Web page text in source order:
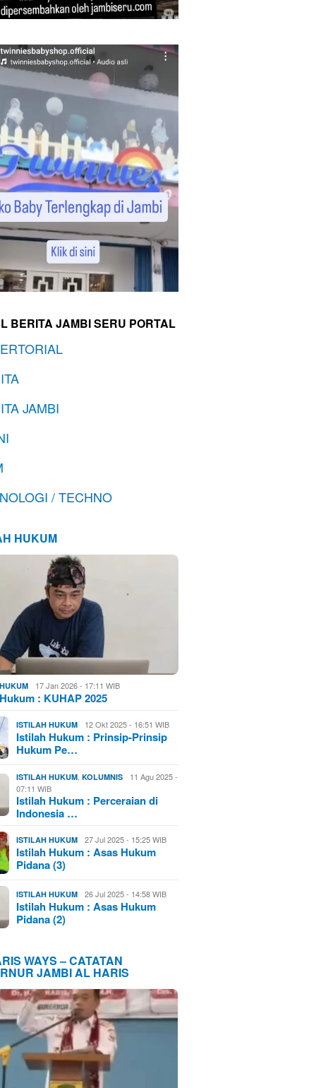
BERITA JAMBI SERU PORTAL
JAMBI
/ TECHNO
HUKUM
17 Jan 2026 - 17:11 WIB
: KUHAP 2025
ISTILAH HUKUM 12 Okt 2025 - 16:51 WIB
Istilah Hukum : Prinsip-Prinsip
Hukum Pe…
ISTILAH HUKUM ,KOLUMNIS
11 Agu 2025 -
07:11 WIB
Istilah Hukum : Perceraian di
Indonesia …
ISTILAH HUKUM 27 Jul 2025 - 15:25 WIB
Istilah Hukum : Asas Hukum
Pidana (3)
ISTILAH HUKUM 26 Jul 2025 - 14:58 WIB
Istilah Hukum : Asas Hukum
Pidana (2)
WAYS – CATATAN
JAMBI AL HARIS